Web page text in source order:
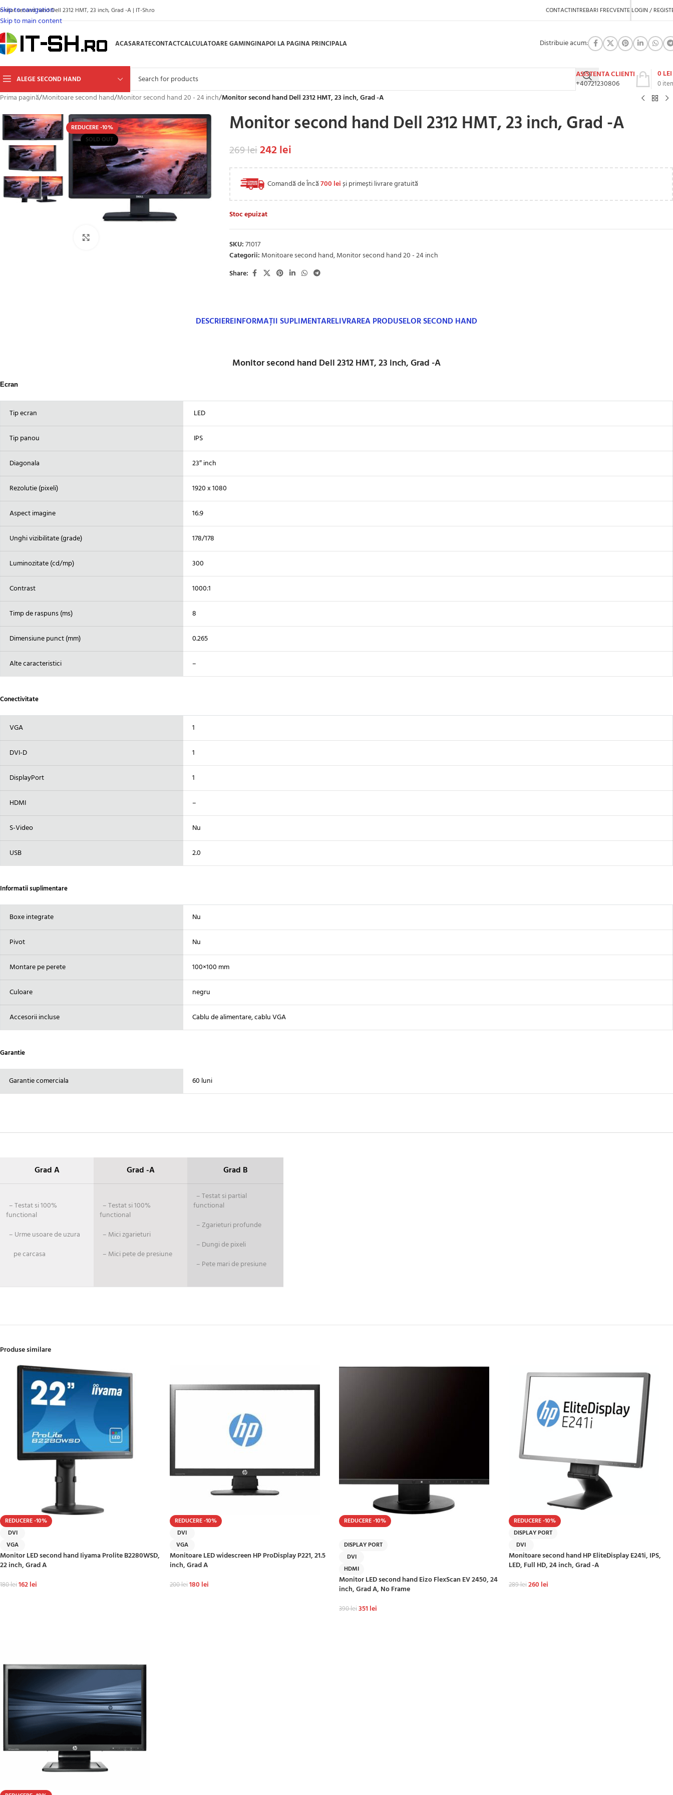
Skip to navigation
Skip to main content
second hand Dell 2312 HMT, 23 inch, Grad -A | IT-Sh.ro CONTACTINTREBARI FRECVENTE LOGIN /
ACASARATECONTACTCALCULATOARE GAMINGINAPOI LA PAGINA PRINCIPALA Distribuie acum:
ALEGE SECOND HAND
ASISTENTA CLIENTI
+40721230806
0
0 LEI
Prima pagină/Monitoare second hand/Monitor second hand 20 - 24 inch/Monitor second hand Dell 2312 HMT, 23 inch, Grad -A
REDUCERE -10%
SOLD OUT
Monitor second hand Dell 2312 HMT, 23 inch, Grad -A
269lei242lei
Comandă de Încă700 leiși primești livrare gratuită
Stoc epuizat
SKU:71017
Categorii: Monitoare second hand,Monitor second hand 20 - 24 inch
Share:
DESCRIEREINFORMAȚII SUPLIMENTARELIVRAREA PRODUSELOR SECOND HAND
Monitor second hand Dell 2312 HMT, 23 inch, Grad -A
Ecran
Tip ecran LED
Tip panou IPS
Diagonala 23″ inch
Rezolutie (pixeli) 1920 x 1080
Aspect imagine 16:9
Unghi vizibilitate (grade) 178/178
Luminozitate (cd/mp) 300
Contrast 1000:1
Timp de raspuns (ms) 8
Dimensiune punct (mm) 0.265
Alte caracteristici –
Conectivitate
VGA 1
DVI-D 1
DisplayPort 1
HDMI –
S-Video Nu
USB 2.0
Informatii suplimentare
Boxe integrate Nu
Pivot Nu
Montare pe perete 100×100 mm
Culoare negru
Accesorii incluse Cablu de alimentare, cablu VGA
Garantie
Garantie comerciala 60 luni
Grad A Grad -A Grad B
– Testat si 100%
functional
– Urme usoare de uzura
pe carcasa
– Testat si 100%
functional
– Mici zgarieturi
– Mici pete de presiune
– Testat si partial
functional
– Zgarieturi profunde
– Dungi de pixeli
– Pete mari de presiune
Produse similare
REDUCERE -10%
DVI
VGA
Monitor LED second hand Iiyama Prolite B2280WSD,
22 inch, Grad A
180lei162lei
REDUCERE -10%
DVI
VGA
Monitoare LED widescreen HP ProDisplay P221, 21.5
inch, Grad A
200lei180 lei
REDUCERE -10%
DISPLAY PORT
DVI
HDMI
Monitor LED second hand Eizo FlexScan EV 2450, 24
inch, Grad A, No Frame
390lei351 lei
REDUCERE -10%
DISPLAY PORT
DVI
Monitoare second hand HP EliteDisplay E241i, IPS,
LED, Full HD, 24 inch, Grad -A
289lei260 lei